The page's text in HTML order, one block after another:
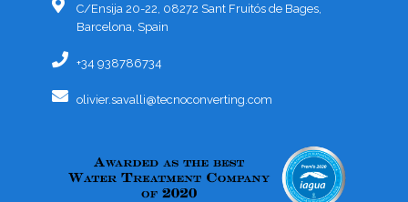
C/Ensija 20-22, 08272 Sant Fruitós de Bages,
Barcelona, Spain
+34 938786734
olivier.savalli@tecnoconverting.com